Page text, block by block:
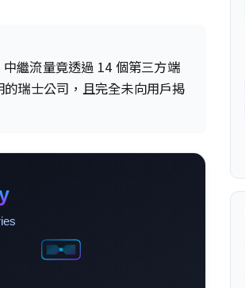
繼流量竟透過 14 個第三方端
瑞士公司，且完全未向用戶揭